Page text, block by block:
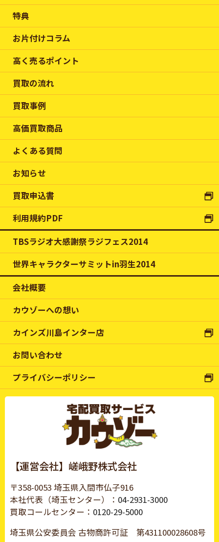
特典
お片付けコラム
高く売るポイント
買取の流れ
買取事例
高価買取商品
よくある質問
お知らせ
買取申込書
利用規約PDF
TBSラジオ大感謝祭ラジフェス2014
世界キャラクターサミットin羽生2014
会社概要
カウゾーへの想い
カインズ川島インター店
お問い合わせ
プライバシーポリシー
【運営会社】嵯峨野株式会社
〒358-0053 埼玉県入間市仏子916
本社代表（埼玉センター）： 04-2931-3000
買取コールセンター： 0120-29-5000
埼玉県公安委員会 古物商許可証 第431100028608号